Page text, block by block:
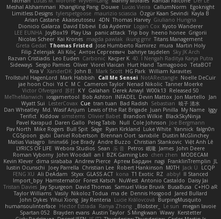
Meshal Alshammari
KhangXing Pang Douwe Lucas Vieira CallumNorm
Egoknight
Limitless Designs tylerspetgoose maurizio sciascia Özgür Kaan Sevindi Kayla B
Arian Castane Akaiseutoseu 4DN Thomas Harvey Giuliano Hungria
Dionicio Galarza David Ebbevi Eda Aydemir Logan Cox Kyoto Wanderer
LEE EUNHA JoyBox19 Play Usa panic attack Trip boy heeno honee Grigorii
Nicolas Scheer Kai Krones magda pawlak ikung gmr Titans Management
Greta Gedat Thomas Fristed Jose Humberto Ramirez mura Martin Holy
Filip Zelenjak Ali Kılıç Антон Сергеевич bahriye taşdelen Sky JK Arch
Razvan Cristiadis Leo Euden Carbonic Kacper K 40. I Nengah Raditya Karya Putra
Sideways Sergio Pamies Oliver Viorel Vlaican Hurt Hand Tamagoooo TetaBOT
Kira V XanderDK John B. Mark Scott HG Park William Karavites
Trollstuhl HagenLord Mark Habbish Call Me Sensei NotARectangle Noelle DeCuir
jae hoon Choi Yd C M C Cameron Taylor Nenad Nikolic Tanner Moerke
Victor Ofvergard 苏打 K Y Galahan Derek Anwyl W00k13 Released 50
MeTheManwich
iosgamertool Bob Ashton INFADEL Devin Mattox Jon Martello
Jan
Wyatt Sui
LesterCovax Cue tran tuan Bad Radish Sebastian 暁子 清水
Dan Wheatley Md. Wasif Anjum Lewis of the Rat Brigade Juan Pinilla My Name Iggy
Terifict Kiddow simsterns Olivier Babet Brandon Wilkie BlackSkyNinja
Pavel Karapud Daren Gallo Peleg Tabib Null Cole Johnson Joe Bergmann
Pav North Mike Rogers Bull Spit Sage Ryan Kirkland Luke White Yannick falgn0n
CGSpoon gubi Daniel Robertson Brennan Oort sanxbile Dustin McGlinchey
Matias Vialagro
lininx66 Joe Brady Andre Buzzo Christian Stankovic Việt Anh Lê
LYRICS OF LIFE Webora Studios Sean 乐 音 Petros 眠瓏 James John Deere
Roman Vyborny John Woodall an l BZK Gaming Leo chen zhen
MODECAM
Kevin Klever dima sirababa Andrew Pierce Артем Бардин nagi FranklinTremplin JL
Iustin Ocunschi
Joey Parrella Christian Lee Robert Hankinson M0TH Jack Ü
LCQP
FENG XU Ali DeAdam Styxx GLASS ACT kona T1 Exotic RZ abby! ll Stanced
Import_bpy Hamsternator Forest Katsch NuWest Antonio Castaldo Daisy Jai
Tristan Davies Jay Spurgeon David Thomas Samuel Vikse Bruvik BusaBusa C+HO aR
Taylor Williams Vasily Nikoloz Todua ma de Dennis Hosgood
Jared Bullard
John Dykes Yihui Xiong Jay Renteria Lucie Královcová BurpingMusquito
humansoulinterface Hector Estrada Ranya Zhong _Blobster_ Le sun
megan lavoie
Spartan 052 Brayden evans Austin Taylor S Mingkwan Wawy Kerstetter